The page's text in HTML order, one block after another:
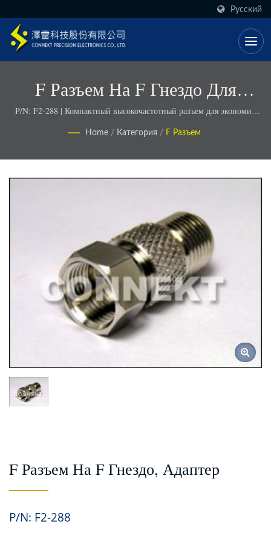
Русский
F Разъем На F Гнездо Для
Адаптера
P/N: F2-288 | Компактный высокочастотный разъем для экономии
Home / Категория / F Разъем
F Разъем На F Гнездо, Адаптер
P/N: F2-288